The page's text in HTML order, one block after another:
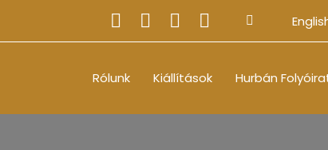
Rólunk Kiállítások Hurbán